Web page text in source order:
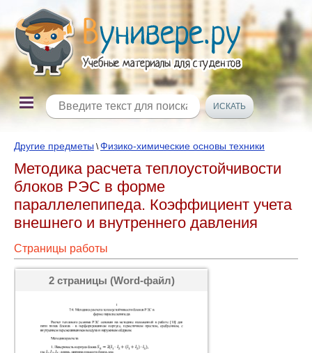
Другие предметы \Физико-химические основы техники
Методика расчета теплоустойчивости
блоков РЭС в форме
параллелепипеда. Коэффициент учета
внешнего и внутреннего давления
Страницы работы
2 страницы (Word-файл)